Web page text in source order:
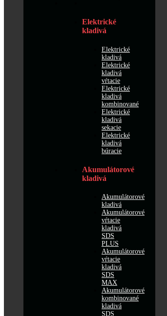
Elektrické
kladivá
Elektrické
kladivá
Elektrické
kladivá
vŕtacie
Elektrické
kladivá
kombinované
Elektrické
kladivá
sekacie
Elektrické
kladivá
búracie
Akumulátorové
kladivá
Akumulátorové
kladivá
Akumulátorové
vŕtacie
kladivá
SDS
PLUS
Akumulátorové
vŕtacie
kladivá
SDS
MAX
Akumulátorové
kombinované
kladivá
SDS